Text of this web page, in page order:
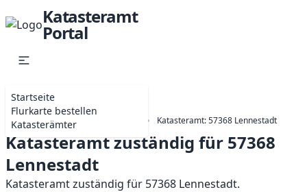
Katasteramt
Portal
Startseite
Flurkarte bestellen
Katasterämter
Startseite Nordrhein-westfalen Katasteramt: 57368 Lennestadt
Katasteramt zuständig für 57368
Lennestadt
Katasteramt zuständig für 57368 Lennestadt.